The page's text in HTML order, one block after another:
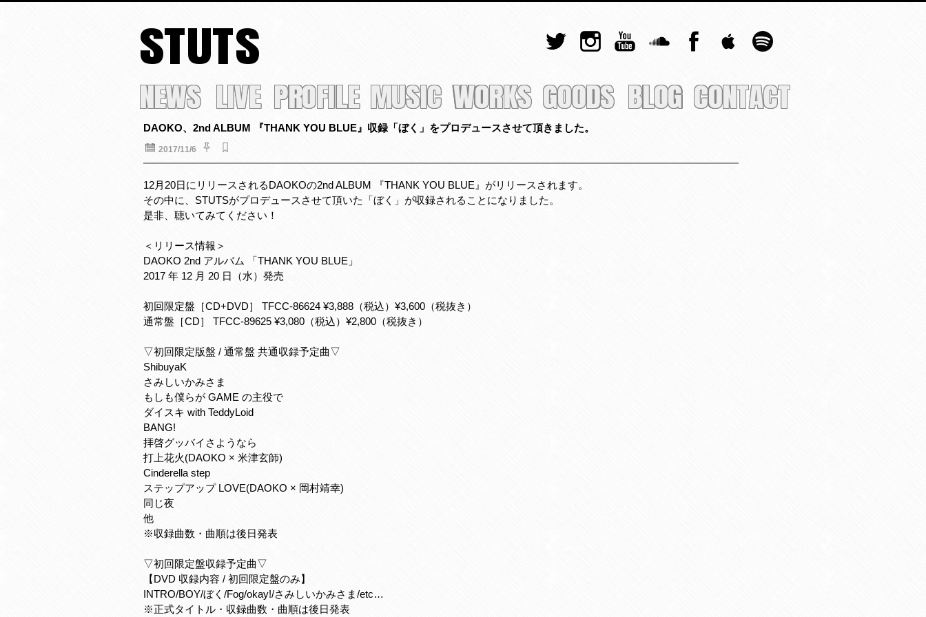
STUTS
NEWS LIVE PROFILE MUSIC WORKS GOODS BLOG CONTACT
DAOKO、2nd ALBUM 『THANK YOU BLUE』収録「ぼく」をプロデュースさせて頂きました。
2017/11/6
12月20日にリリースされるDAOKOの2nd ALBUM 『THANK YOU BLUE』がリリースされます。
その中に、STUTSがプロデュースさせて頂いた「ぼく」が収録されることになりました。
是非、聴いてみてください！
＜リリース情報＞
DAOKO 2nd アルバム 「THANK YOU BLUE」
2017 年 12 月 20 日（水）発売
初回限定盤［CD+DVD］ TFCC-86624 ¥3,888（税込）¥3,600（税抜き）
通常盤［CD］ TFCC-89625 ¥3,080（税込）¥2,800（税抜き）
▽初回限定版盤 / 通常盤 共通収録予定曲▽
ShibuyaK
さみしいかみさま
もしも僕らが GAME の主役で
ダイスキ with TeddyLoid
BANG!
拝啓グッバイさようなら
打上花火(DAOKO × 米津玄師)
Cinderella step
ステップアップ LOVE(DAOKO × 岡村靖幸)
同じ夜
他
※収録曲数・曲順は後日発表
▽初回限定盤収録予定曲▽
【DVD 収録内容 / 初回限定盤のみ】
INTRO/BOY/ぼく/Fog/okay!/さみしいかみさま/etc…
※正式タイトル・収録曲数・曲順は後日発表